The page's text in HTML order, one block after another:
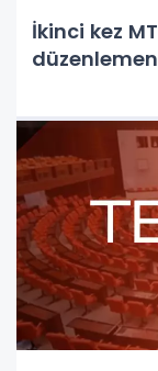
İkinci kez